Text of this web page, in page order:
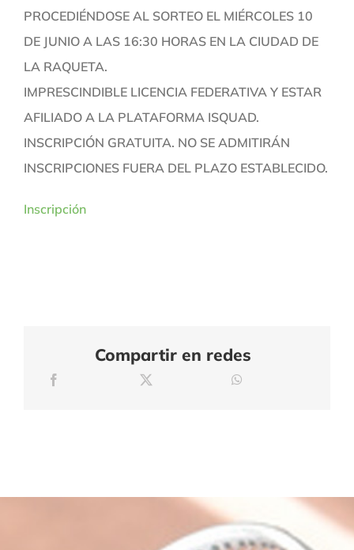
PROCEDIÉNDOSE AL SORTEO EL MIÉRCOLES 10
DE JUNIO A LAS 16:30 HORAS EN LA CIUDAD DE
LA RAQUETA.
IMPRESCINDIBLE LICENCIA FEDERATIVA Y ESTAR
AFILIADO A LA PLATAFORMA ISQUAD.
INSCRIPCIÓN GRATUITA. NO SE ADMITIRÁN
INSCRIPCIONES FUERA DEL PLAZO ESTABLECIDO.
Inscripción
Compartir en redes